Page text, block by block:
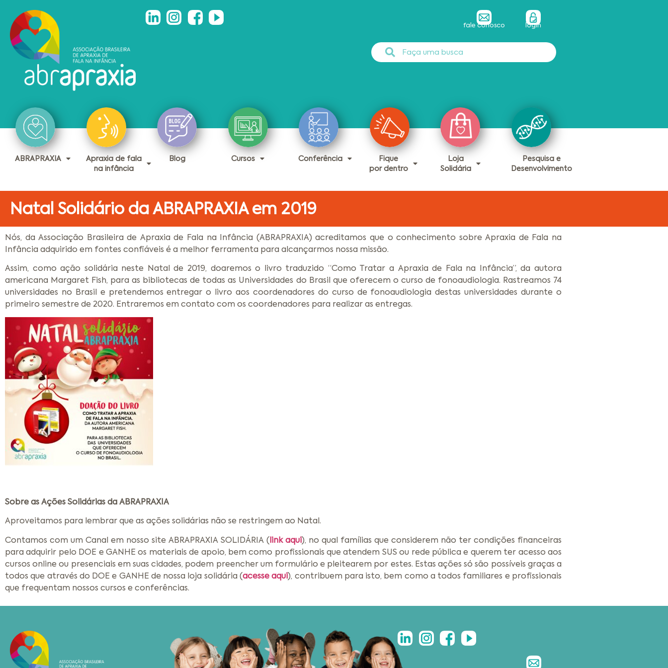
fale conosco login
ABRAPRAXIA
Apraxia de fala
na infância
Blog Cursos Conferência
Fique
por dentro
Loja
Solidária
Pesquisa e
Desenvolvimento
Natal Solidário da ABRAPRAXIA em 2019
Nós, da Associação Brasileira de Apraxia de Fala na Infância (ABRAPRAXIA) acreditamos que o conhecimento sobre Apraxia de Fala na
Infância adquirido em fontes confiáveis é a melhor ferramenta para alcançarmos nossa missão.
Assim, como ação solidária neste Natal de 2019, doaremos o livro traduzido “Como Tratar a Apraxia de Fala na Infância”, da autora
americana Margaret Fish, para as bibliotecas de todas as Universidades do Brasil que oferecem o curso de fonoaudiologia. Rastreamos 74
universidades no Brasil e pretendemos entregar o livro aos coordenadores do curso de fonoaudiologia destas universidades durante o
primeiro semestre de 2020. Entraremos em contato com os coordenadores para realizar as entregas.
Sobre as Ações Solidárias da ABRAPRAXIA
Aproveitamos para lembrar que as ações solidárias não se restringem ao Natal.
Contamos com um Canal em nosso site ABRAPRAXIA SOLIDÁRIA (link aqui), no qual famílias que considerem não ter condições financeiras
para adquirir pelo DOE e GANHE os materiais de apoio, bem como profissionais que atendem SUS ou rede pública e querem ter acesso aos
cursos online ou presenciais em suas cidades, podem preencher um formulário e pleitearem por estes. Estas ações só são possíveis graças a
todos que através do DOE e GANHE de nossa loja solidária (acesse aqui), contribuem para isto, bem como a todos familiares e profissionais
que frequentam nossos cursos e conferências.